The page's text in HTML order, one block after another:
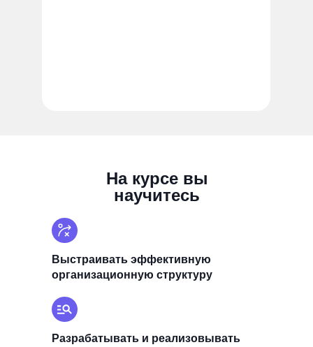
Выстраивать эффективную
организационную структуру
Разрабатывать и реализовывать
На курсе вы
научитесь